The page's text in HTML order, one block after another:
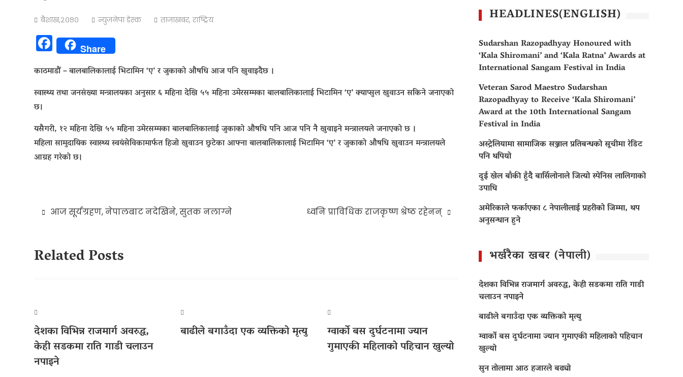
बैशाख,२०८० न्युजनेपा डेस्क ताजाखबर,राष्ट्रिय
Facebook
Share
काठमाडौं – बालबालिकालाई भिटामिन ‘ए’ र जुकाको औषधि आज पनि खुवाइदैछ ।
स्वास्थ्य तथा जनसंख्या मन्त्रालयका अनुसार ६ महिना देखि ५५ महिना उमेरसम्मका बालबालिकालाई भिटामिन ‘ए’ क्याप्सुल खुवाउन सकिने जनाएको
छ।
यसैगरी, १२ महिना देखि ५५ महिना उमेरसम्मका बालबालिकालाई जुकाको औषधि पनि आज पनि नै खुवाइने मन्त्रालयले जनाएको छ ।
महिला सामुदायिक स्वास्थ्य स्वयंसेविकामार्फत हिजो खुवाउन छुटेका आफ्ना बालबालिकालाई भिटामिन ‘ए’ र जुकाको औषधि खुवाउन मन्त्रालयले
आग्रह गरेको छ।
Post
आज सूर्यग्रहण, नेपालबाट नदेखिने, सुतक नलाग्ने ध्वनि प्राविधिक राजकृष्ण श्रेष्ठ रहेनन्
Related Posts
देशका विभिन्न राजमार्ग अवरुद्ध,
केही सडकमा राति गाडी चलाउन
नपाइने
बाढीले बगाउँदा एक व्यक्तिको मृत्यु ग्वार्को बस दुर्घटनामा ज्यान
गुमाएकी महिलाको पहिचान खुल्यो
HEADLINES(ENGLISH)
Sudarshan Razopadhyay Honoured with
‘Kala Shiromani’ and ‘Kala Ratna’ Awards at
International Sangam Festival in India
Veteran Sarod Maestro Sudarshan
Razopadhyay to Receive ‘Kala Shiromani’
Award at the 10th International Sangam
Festival in India
अस्ट्रेलियामा सामाजिक सञ्जाल प्रतिबन्धको सूचीमा रेडिट
पनि थपियो
दुई खेल बाँकी हुँदै बार्सिलोनाले जित्यो स्पेनिस लालिगाको
उपाधि
अमेरिकाले फर्काएका ८ नेपालीलाई प्रहरीको जिम्मा, थप
अनुसन्धान हुने
भर्खरैका खबर (नेपाली)
देशका विभिन्न राजमार्ग अवरुद्ध, केही सडकमा राति गाडी
चलाउन नपाइने
बाढीले बगाउँदा एक व्यक्तिको मृत्यु
ग्वार्को बस दुर्घटनामा ज्यान गुमाएकी महिलाको पहिचान
खुल्यो
सुन तोलामा आठ हजारले बढ्यो